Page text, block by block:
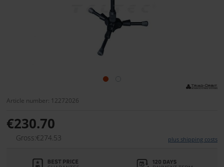
Article number: 12272026
€230.70
Gross:€274.53 plus shipping costs